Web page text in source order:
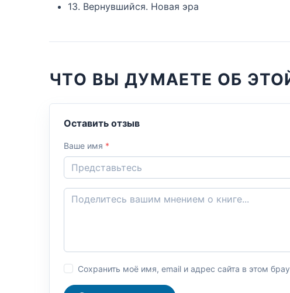
13. Вернувшийся. Новая эра
ЧТО ВЫ ДУМАЕТЕ ОБ
Оставить отзыв
Ваше имя *
Сохранить моё имя, email и адрес сайта в этом